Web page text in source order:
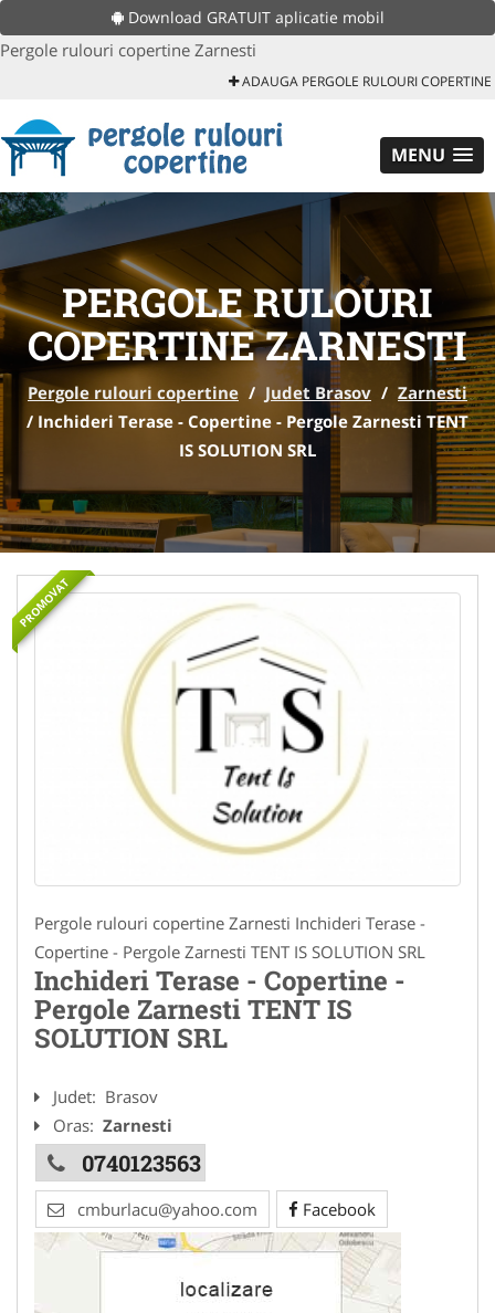
Download GRATUIT aplicatie mobil
Pergole rulouri copertine Zarnesti
ADAUGA PERGOLE RULOURI COPERTINE
MENU
PERGOLE RULOURI
COPERTINE ZARNESTI
Pergole rulouri copertine / Judet Brasov / Zarnesti
/ Inchideri Terase - Copertine - Pergole Zarnesti TENT
IS SOLUTION SRL
PROMOVAT
Pergole rulouri copertine Zarnesti Inchideri Terase -
Copertine - Pergole Zarnesti TENT IS SOLUTION SRL
Inchideri Terase - Copertine -
Pergole Zarnesti TENT IS
SOLUTION SRL
Judet: Brasov
Oras: Zarnesti
0740123563
cmburlacu@yahoo.com Facebook